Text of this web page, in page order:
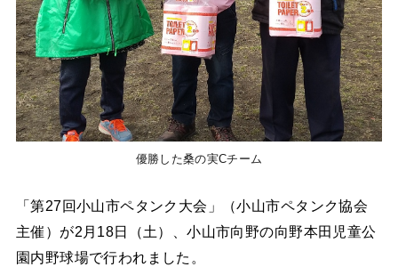
優勝した桑の実Cチーム
「第27回小山市ペタンク大会」（小山市ペタンク協会
主催）が2月18日（土）、小山市向野の向野本田児童公
園内野球場で行われました。